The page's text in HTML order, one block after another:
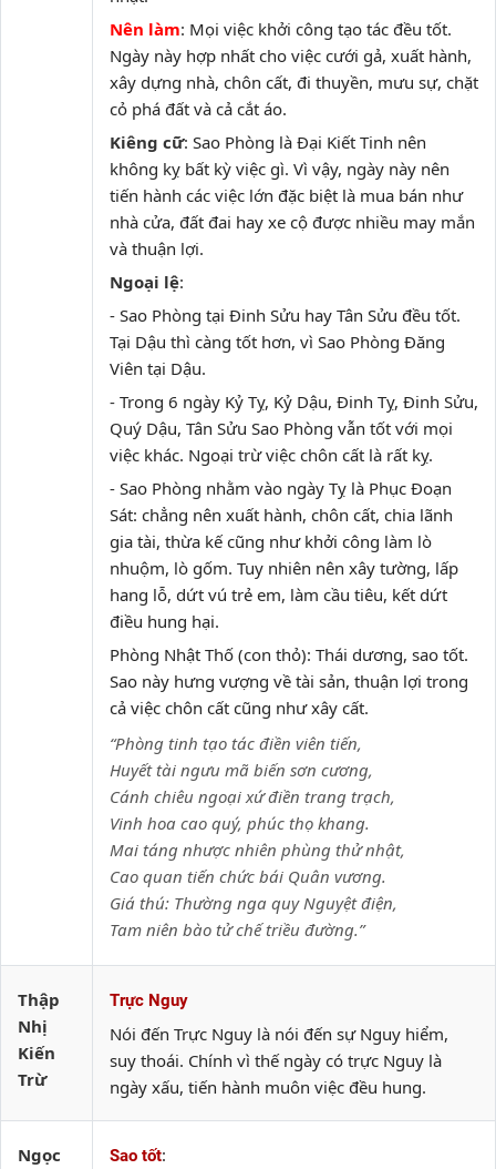
Nên làm: Mọi việc khởi công tạo tác đều tốt.
Ngày này hợp nhất cho việc cưới gả, xuất hành,
xây dựng nhà, chôn cất, đi thuyền, mưu sự, chặt
cỏ phá đất và cả cắt áo.
Kiêng cữ: Sao Phòng là Đại Kiết Tinh nên
không kỵ bất kỳ việc gì. Vì vậy, ngày này nên
tiến hành các việc lớn đặc biệt là mua bán như
nhà cửa, đất đai hay xe cộ được nhiều may mắn
và thuận lợi.
Ngoại lệ:
- Sao Phòng tại Đinh Sửu hay Tân Sửu đều tốt.
Tại Dậu thì càng tốt hơn, vì Sao Phòng Đăng
Viên tại Dậu.
- Trong 6 ngày Kỷ Tỵ, Kỷ Dậu, Đinh Tỵ, Đinh Sửu,
Quý Dậu, Tân Sửu Sao Phòng vẫn tốt với mọi
việc khác. Ngoại trừ việc chôn cất là rất kỵ.
- Sao Phòng nhằm vào ngày Tỵ là Phục Đoạn
Sát: chẳng nên xuất hành, chôn cất, chia lãnh
gia tài, thừa kế cũng như khởi công làm lò
nhuộm, lò gốm. Tuy nhiên nên xây tường, lấp
hang lỗ, dứt vú trẻ em, làm cầu tiêu, kết dứt
điều hung hại.
Phòng Nhật Thố (con thỏ): Thái dương, sao tốt.
Sao này hưng vượng về tài sản, thuận lợi trong
cả việc chôn cất cũng như xây cất.
“Phòng tinh tạo tác điền viên tiến,
Huyết tài ngưu mã biến sơn cương,
Cánh chiêu ngoại xứ điền trang trạch,
Vinh hoa cao quý, phúc thọ khang.
Mai táng nhược nhiên phùng thử nhật,
Cao quan tiến chức bái Quân vương.
Giá thú: Thường nga quy Nguyệt điện,
Tam niên bào tử chế triều đường.”
Thập
Nhị
Kiến
Trừ
Trực Nguy
Nói đến Trực Nguy là nói đến sự Nguy hiểm,
suy thoái. Chính vì thế ngày có trực Nguy là
ngày xấu, tiến hành muôn việc đều hung.
Ngọc
Sao tốt: